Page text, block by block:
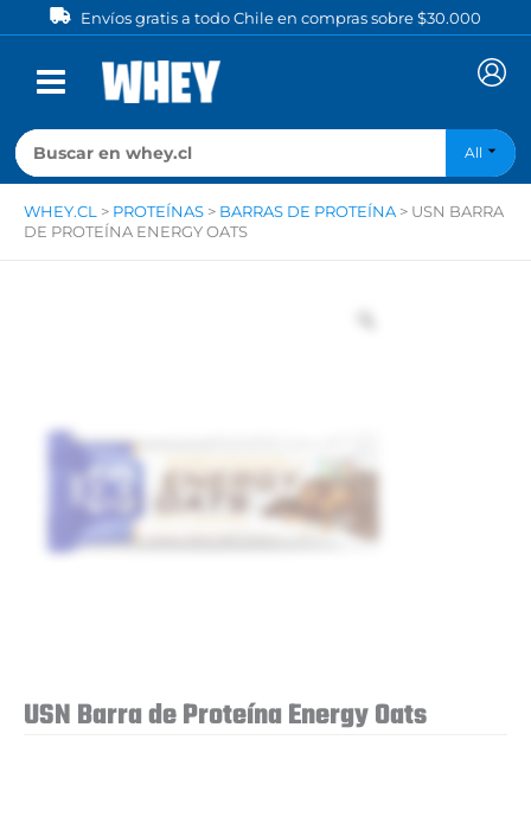
al
contenido
Envíos gratis a todo Chile en compras sobre $30.000
All
WHEY.CL > PROTEÍNAS > BARRAS DE PROTEÍNA > USN BARRA
DE PROTEÍNA ENERGY OATS
USN Barra de Proteína Energy Oats